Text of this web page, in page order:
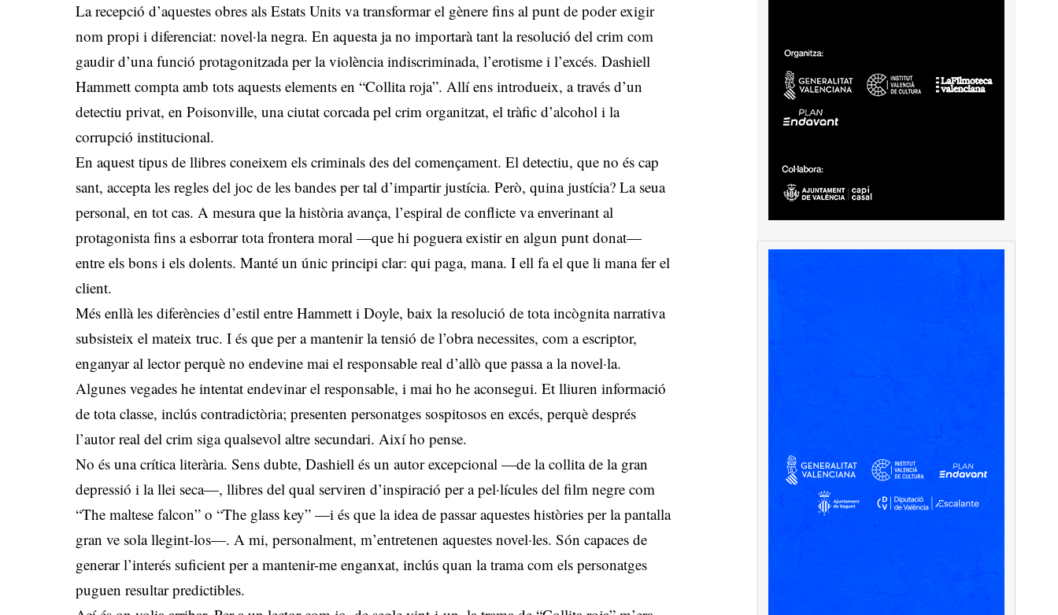
La recepció d’aquestes obres als Estats Units va transformar el gènere fins al punt de poder exigir
nom propi i diferenciat: novel·la negra. En aquesta ja no importarà tant la resolució del crim com
gaudir d’una funció protagonitzada per la violència indiscriminada, l’erotisme i l’excés. Dashiell
Hammett compta amb tots aquests elements en “Collita roja”. Allí ens introdueix, a través d’un
detectiu privat, en Poisonville, una ciutat corcada pel crim organitzat, el tràfic d’alcohol i la
corrupció institucional.
En aquest tipus de llibres coneixem els criminals des del començament. El detectiu, que no és cap
sant, accepta les regles del joc de les bandes per tal d’impartir justícia. Però, quina justícia? La seua
personal, en tot cas. A mesura que la història avança, l’espiral de conflicte va enverinant al
protagonista fins a esborrar tota frontera moral —que hi poguera existir en algun punt donat—
entre els bons i els dolents. Manté un únic principi clar: qui paga, mana. I ell fa el que li mana fer el
client.
Més enllà les diferències d’estil entre Hammett i Doyle, baix la resolució de tota incògnita narrativa
subsisteix el mateix truc. I és que per a mantenir la tensió de l’obra necessites, com a escriptor,
enganyar al lector perquè no endevine mai el responsable real d’allò que passa a la novel·la.
Algunes vegades he intentat endevinar el responsable, i mai ho he aconsegui. Et lliuren informació
de tota classe, inclús contradictòria; presenten personatges sospitosos en excés, perquè després
l’autor real del crim siga qualsevol altre secundari. Així ho pense.
No és una crítica literària. Sens dubte, Dashiell és un autor excepcional —de la collita de la gran
depressió i la llei seca—, llibres del qual serviren d’inspiració per a pel·lícules del film negre com
“The maltese falcon” o “The glass key” —i és que la idea de passar aquestes històries per la pantalla
gran ve sola llegint-los—. A mi, personalment, m’entretenen aquestes novel·les. Són capaces de
generar l’interés suficient per a mantenir-me enganxat, inclús quan la trama com els personatges
puguen resultar predictibles.